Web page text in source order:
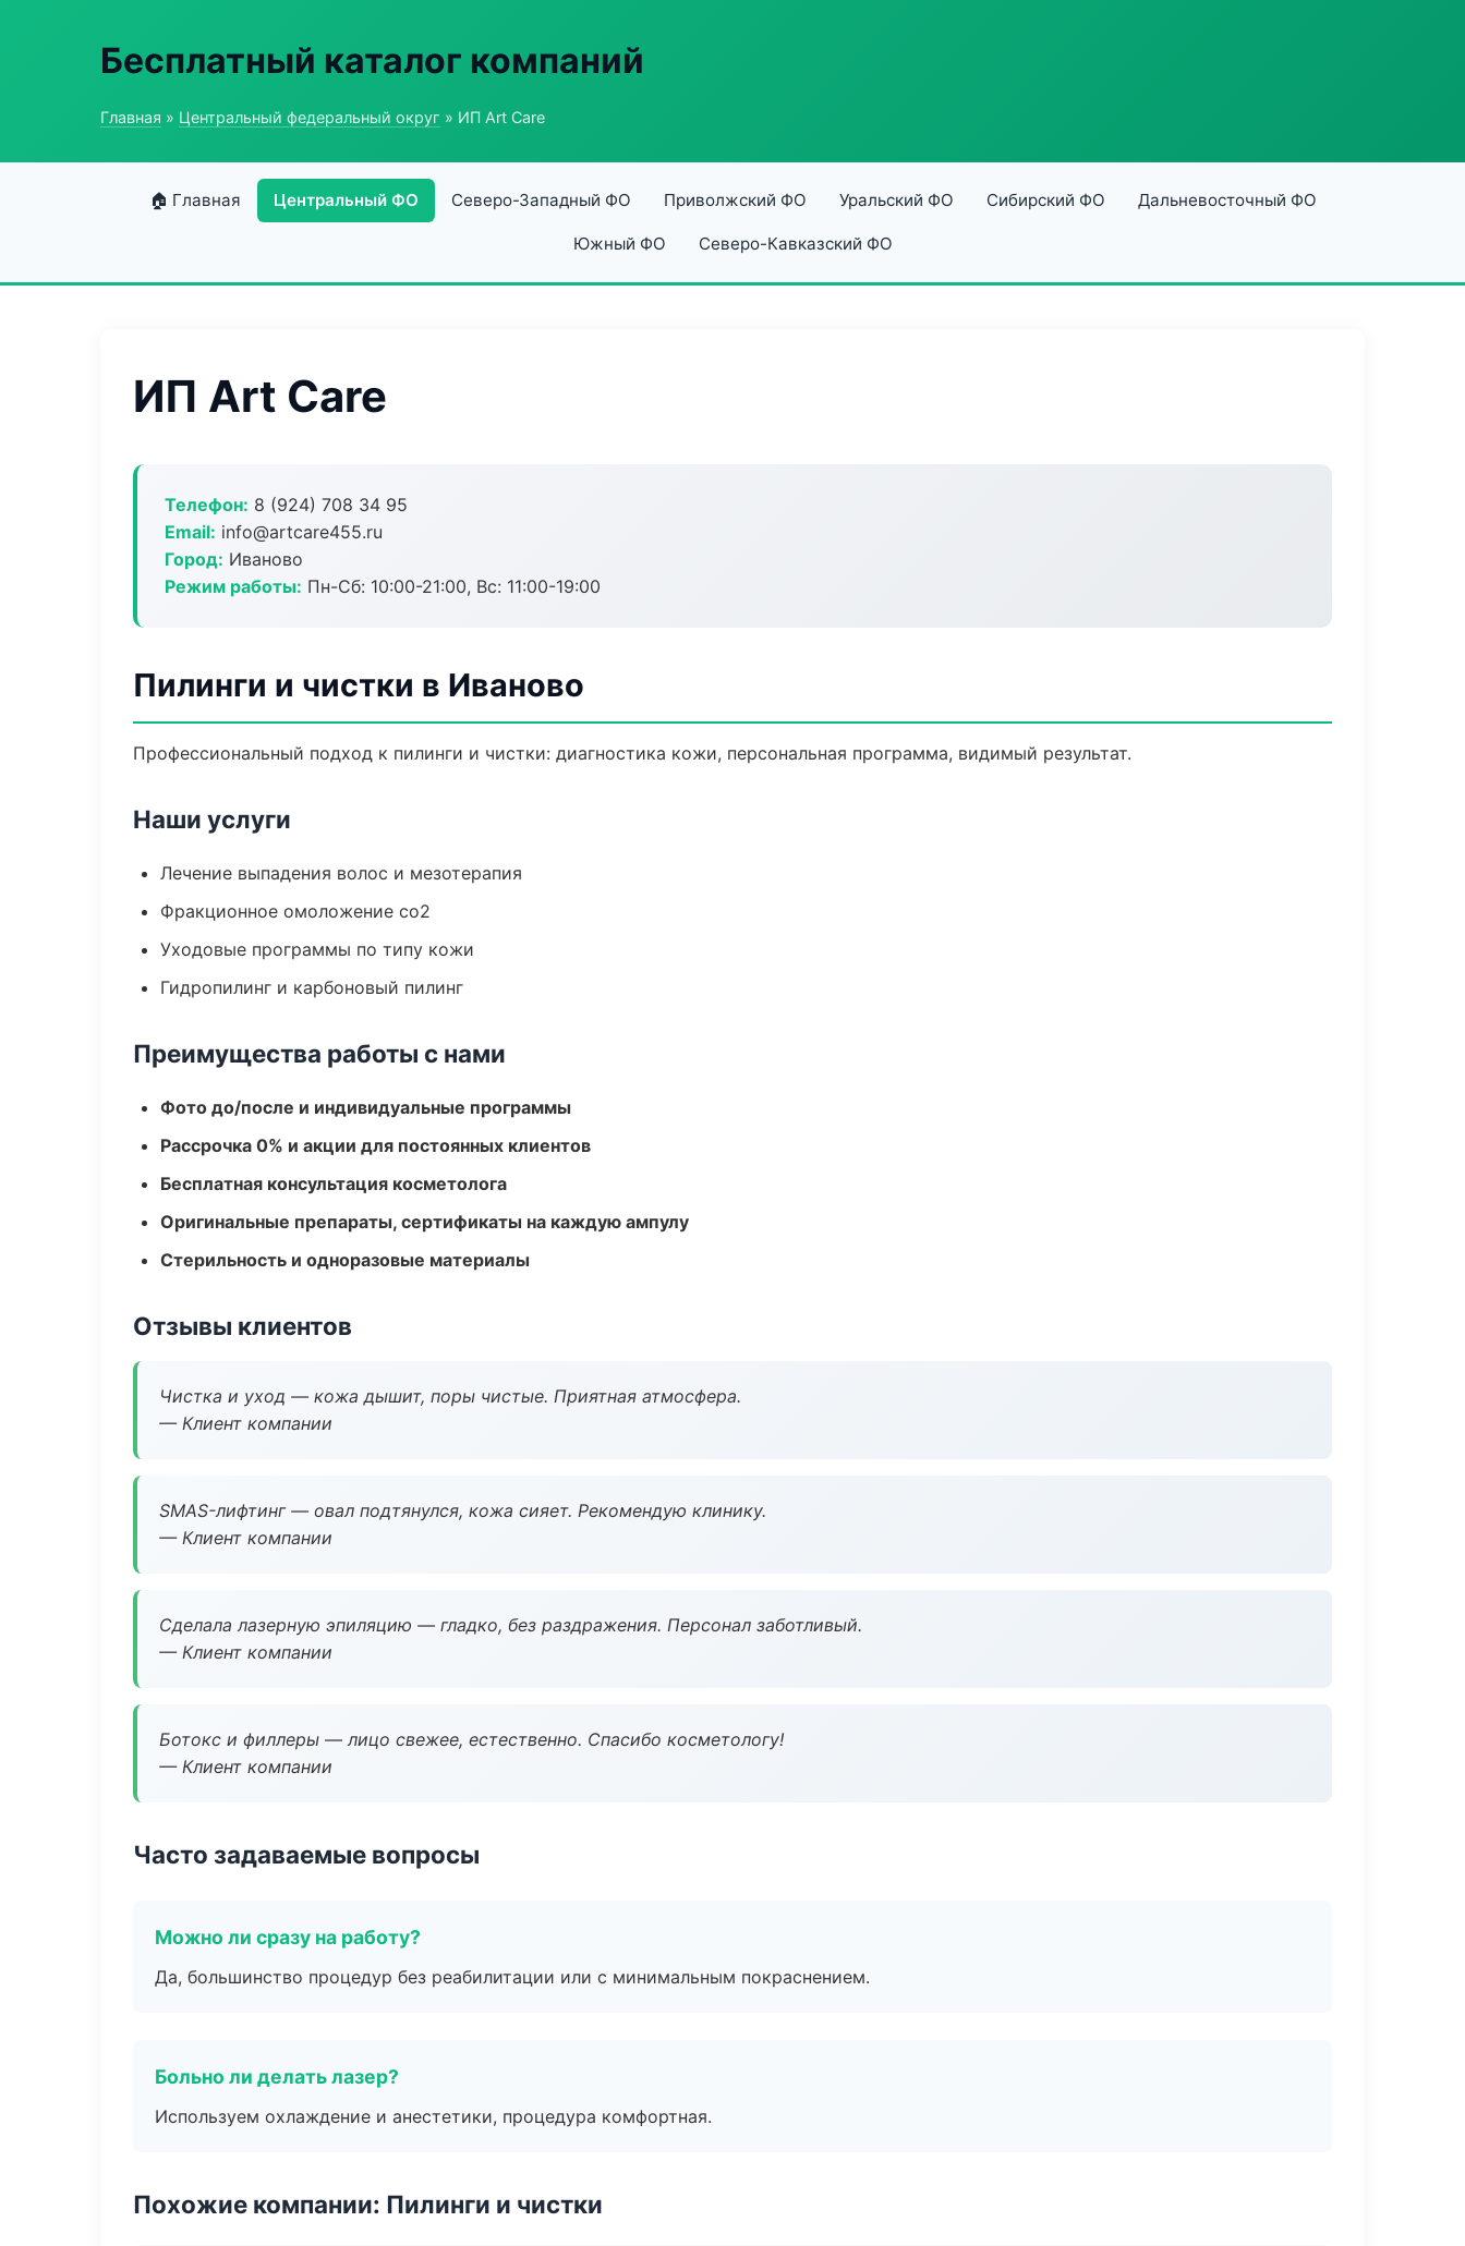
Бесплатный каталог компаний
Главная » Центральный федеральный округ » ИП Art Care
🏠 Главная Центральный ФО Северо-Западный ФО Приволжский ФО Уральский ФО Сибирский ФО Дальневосточный ФО
Южный ФО Северо-Кавказский ФО
ИП Art Care
Телефон: 8 (924) 708 34 95
Email: info@artcare455.ru
Город: Иваново
Режим работы: Пн-Сб: 10:00-21:00, Вс: 11:00-19:00
Пилинги и чистки в Иваново
Профессиональный подход к пилинги и чистки: диагностика кожи, персональная программа, видимый результат.
Наши услуги
Лечение выпадения волос и мезотерапия
Фракционное омоложение co2
Уходовые программы по типу кожи
Гидропилинг и карбоновый пилинг
Преимущества работы с нами
Фото до/после и индивидуальные программы
Рассрочка 0% и акции для постоянных клиентов
Бесплатная консультация косметолога
Оригинальные препараты, сертификаты на каждую ампулу
Стерильность и одноразовые материалы
Отзывы клиентов
Чистка и уход — кожа дышит, поры чистые. Приятная атмосфера.
— Клиент компании
SMAS-лифтинг — овал подтянулся, кожа сияет. Рекомендую клинику.
— Клиент компании
Сделала лазерную эпиляцию — гладко, без раздражения. Персонал заботливый.
— Клиент компании
Ботокс и филлеры — лицо свежее, естественно. Спасибо косметологу!
— Клиент компании
Часто задаваемые вопросы
Можно ли сразу на работу?
Да, большинство процедур без реабилитации или с минимальным покраснением.
Больно ли делать лазер?
Используем охлаждение и анестетики, процедура комфортная.
Похожие компании: Пилинги и чистки